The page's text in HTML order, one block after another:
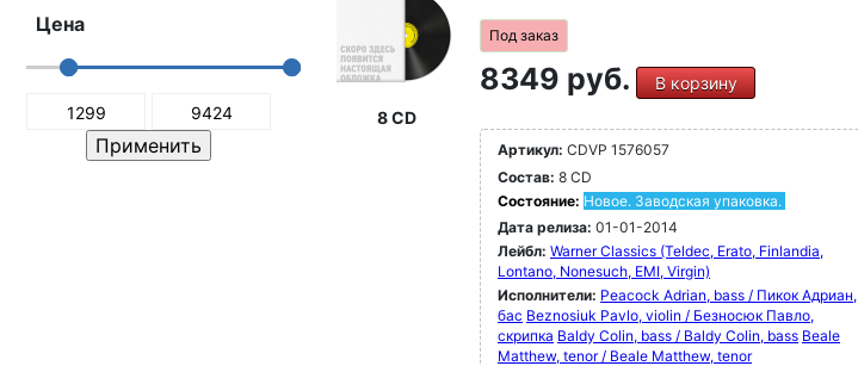
Цена
8 CD
Под заказ
8349 руб. В корзину
Артикул: CDVP 1576057
Состав: 8 CD
Состояние: Новое. Заводская упаковка.
Дата релиза: 01-01-2014
Лейбл: Warner Classics (Teldec, Erato, Finlandia,
Lontano, Nonesuch, EMI, Virgin)
Исполнители: Peacock Adrian, bass / Пикок Адриан,
бас Beznosiuk Pavlo, violin / Безносюк Павло,
скрипка Baldy Colin, bass / Baldy Colin, bass Beale
Matthew, tenor / Beale Matthew, tenor